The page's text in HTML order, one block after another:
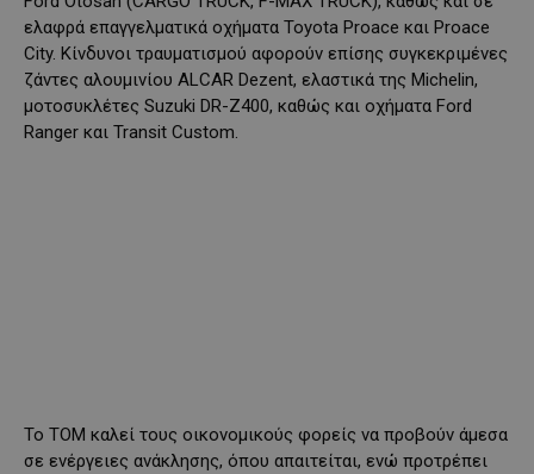
ελαφρά επαγγελματικά οχήματα Toyota Proace και Proace
City. Κίνδυνοι τραυματισμού αφορούν επίσης συγκεκριμένες
ζάντες αλουμινίου ALCAR Dezent, ελαστικά της Michelin,
μοτοσυκλέτες Suzuki DR-Z400, καθώς και οχήματα Ford
Ranger και Transit Custom.
Το ΤΟΜ καλεί τους οικονομικούς φορείς να προβούν άμεσα
σε ενέργειες ανάκλησης, όπου απαιτείται, ενώ προτρέπει